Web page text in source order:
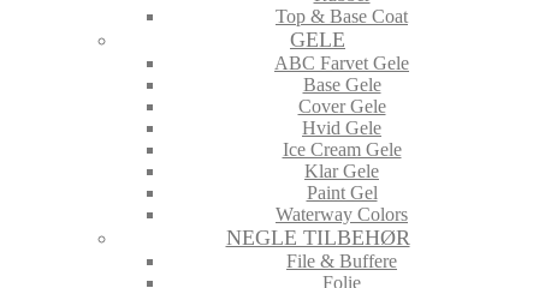
Top & Base Coat
GELE
ABC Farvet Gele
Base Gele
Cover Gele
Hvid Gele
Ice Cream Gele
Klar Gele
Paint Gel
Waterway Colors
NEGLE TILBEHØR
File & Buffere
Folie